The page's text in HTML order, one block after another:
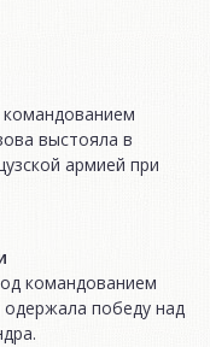
командованием
выстояла в
армией при
командованием
победу над